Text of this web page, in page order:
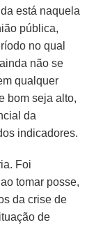
está naquela
pública,
no qual
não se
qualquer
bom seja alto,
da
indicadores.
Foi
ao tomar posse,
da crise de
de